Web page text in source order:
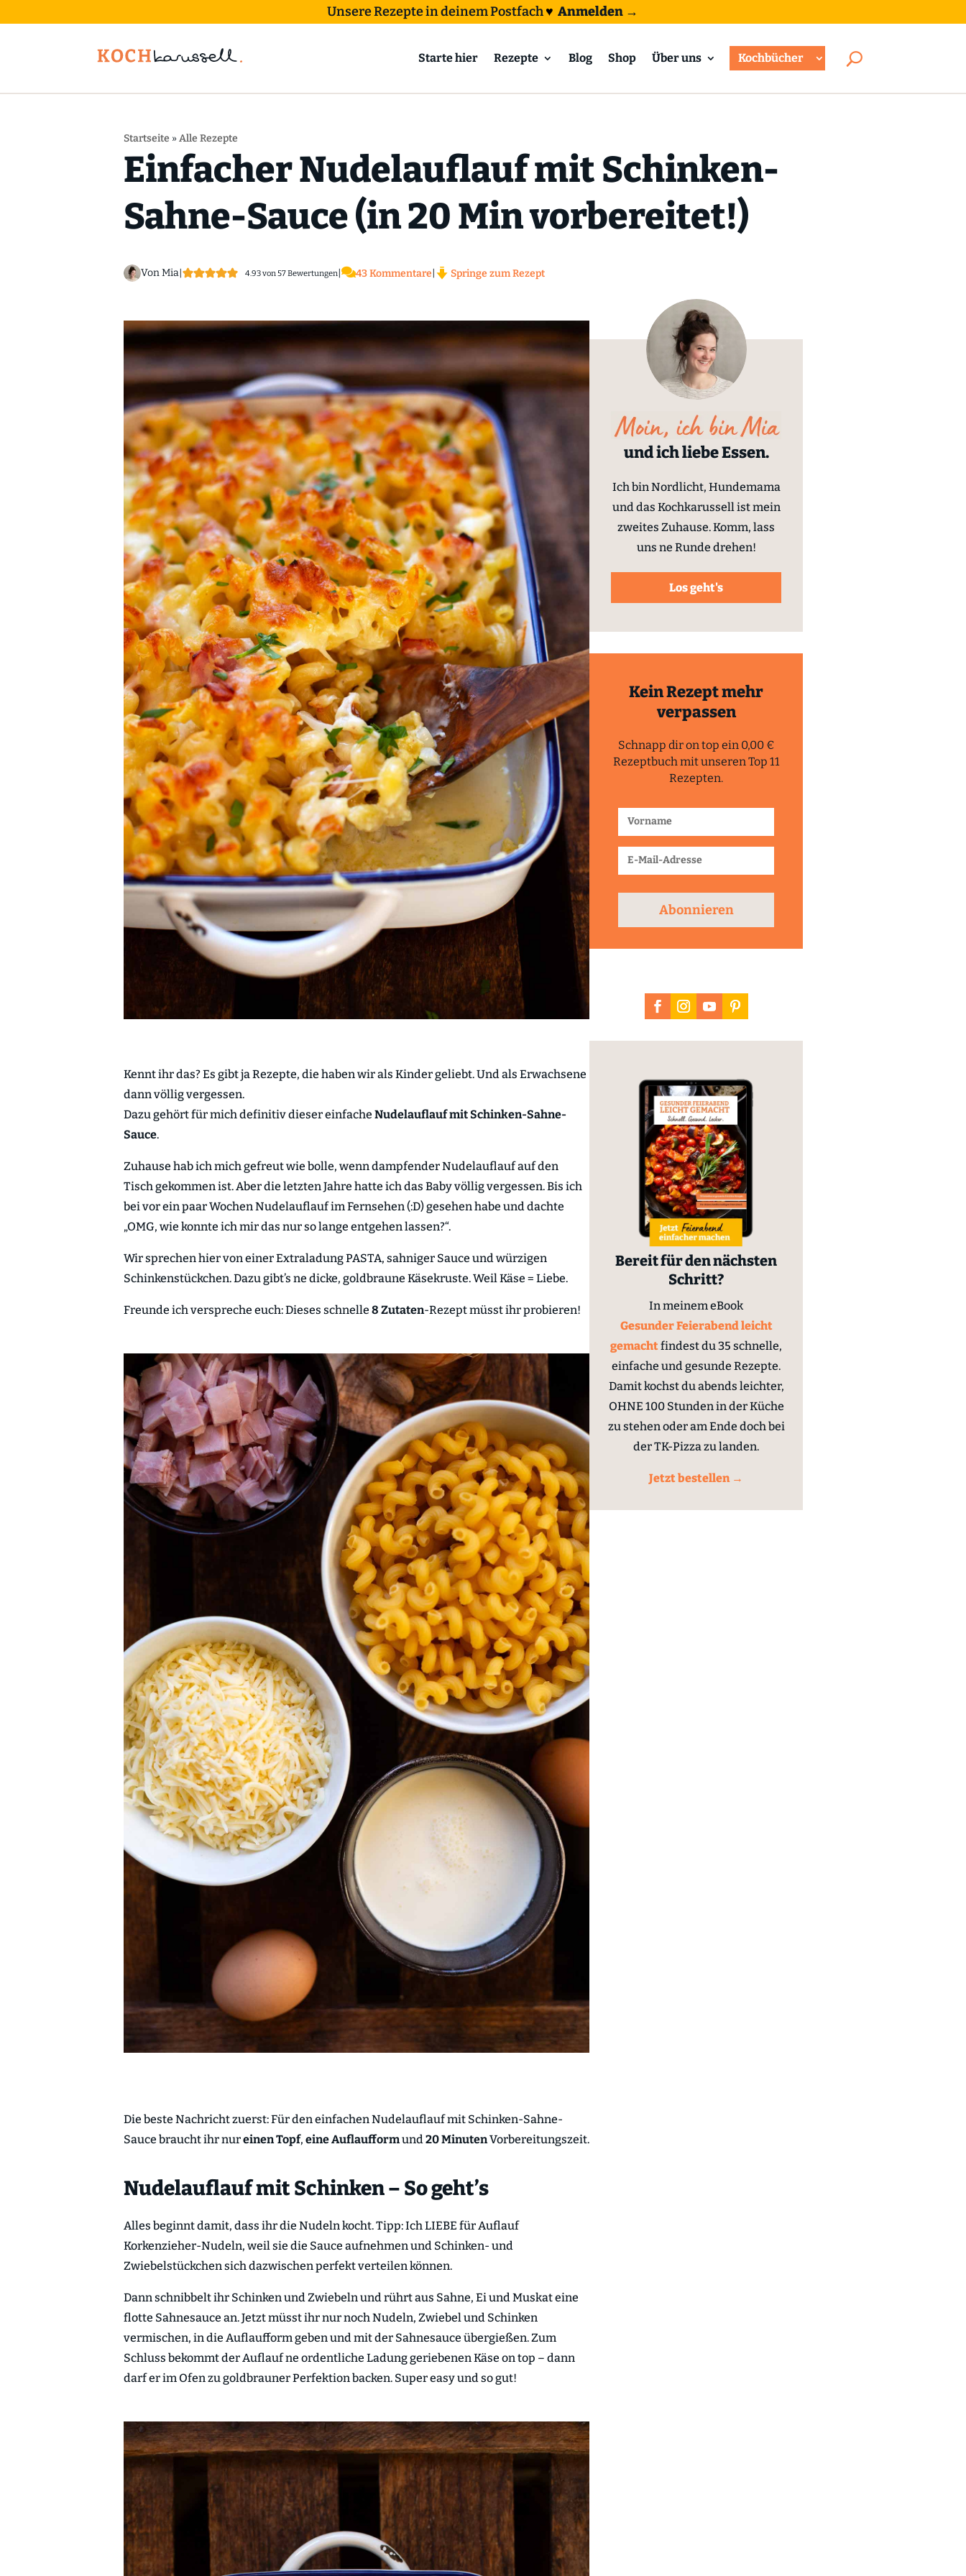
Unsere Rezepte in deinem Postfach♥ Anmelden →
Starte hier Rezepte Blog Shop Über uns Kochbücher
Startseite »Alle Rezepte
Einfacher Nudelauflauf mit Schinken-
Sahne-Sauce (in 20 Min vorbereitet!)
Von Mia 4.93von 57Bewertungen| 43 Kommentare Springe zum Rezept
Kennt ihr das? Es gibt ja Rezepte, die haben wir als Kinder geliebt. Und als Erwachsene
dann völlig vergessen.
Dazu gehört für mich definitiv dieser einfache Nudelauflauf mit Schinken-Sahne-
Sauce.
Zuhause hab ich mich gefreut wie bolle, wenn dampfender Nudelauflauf auf den
Tisch gekommen ist. Aber die letzten Jahre hatte ich das Baby völlig vergessen. Bis ich
bei vor ein paar Wochen Nudelauflauf im Fernsehen (:D) gesehen habe und dachte
„OMG, wie konnte ich mir das nur so lange entgehen lassen?“.
Wir sprechen hier von einer Extraladung PASTA, sahniger Sauce und würzigen
Schinkenstückchen. Dazu gibt’s ne dicke, goldbraune Käsekruste. Weil Käse = Liebe.
Freunde ich verspreche euch: Dieses schnelle 8 Zutaten-Rezept müsst ihr probieren!
Die beste Nachricht zuerst: Für den einfachen Nudelauflauf mit Schinken-Sahne-
Sauce braucht ihr nureinen Topf, eine Auflaufformund20 MinutenVorbereitungszeit.
Nudelauflauf mit Schinken – So geht’s
Alles beginnt damit, dass ihr die Nudeln kocht. Tipp: Ich LIEBE für Auflauf
Korkenzieher-Nudeln, weil sie die Sauce aufnehmen und Schinken- und
Zwiebelstückchen sich dazwischen perfekt verteilen können.
Dann schnibbelt ihr Schinken und Zwiebeln und rührt aus Sahne, Ei und Muskat eine
flotte Sahnesauce an. Jetzt müsst ihr nur noch Nudeln, Zwiebel und Schinken
vermischen, in die Auflaufform geben und mit der Sahnesauce übergießen. Zum
Schluss bekommt der Auflauf ne ordentliche Ladung geriebenen Käse on top – dann
darf er im Ofen zu goldbrauner Perfektion backen. Super easy und so gut!
und ich liebe Essen.
Ich bin Nordlicht, Hundemama
und das Kochkarussell ist mein
zweites Zuhause. Komm, lass
uns ne Runde drehen!
Los geht's
Kein Rezept mehr
verpassen
Schnapp dir on top ein 0,00 €
Rezeptbuch mit unseren Top 11
Rezepten.
Abonnieren
Bereit für den nächsten
Schritt?
In meinem eBook
Gesunder Feierabend leicht
gemachtfindest du 35 schnelle,
einfache und gesunde Rezepte.
Damit kochst du abends leichter,
OHNE 100 Stunden in der Küche
zu stehen oder am Ende doch bei
der TK-Pizza zu landen.
Jetzt bestellen →